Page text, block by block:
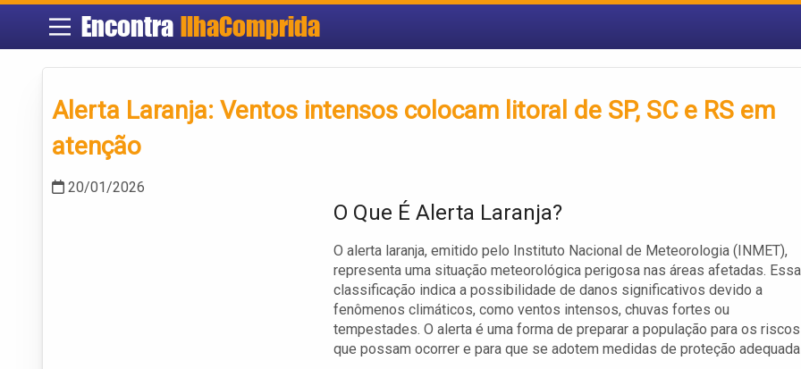
Encontra IlhaComprida
Alerta Laranja: Ventos intensos colocam litoral de SP, SC e RS em
atenção
20/01/2026
O Que É Alerta Laranja?
O alerta laranja, emitido pelo Instituto Nacional de Meteorologia (INMET),
representa uma situação meteorológica perigosa nas áreas afetadas. Essa
classificação indica a possibilidade de danos significativos devido a
fenômenos climáticos, como ventos intensos, chuvas fortes ou
tempestades. O alerta é uma forma de preparar a população para os riscos
que possam ocorrer e para que se adotem medidas de proteção